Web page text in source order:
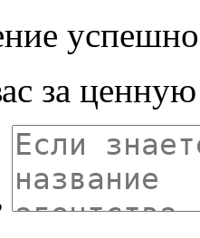
успешно
за